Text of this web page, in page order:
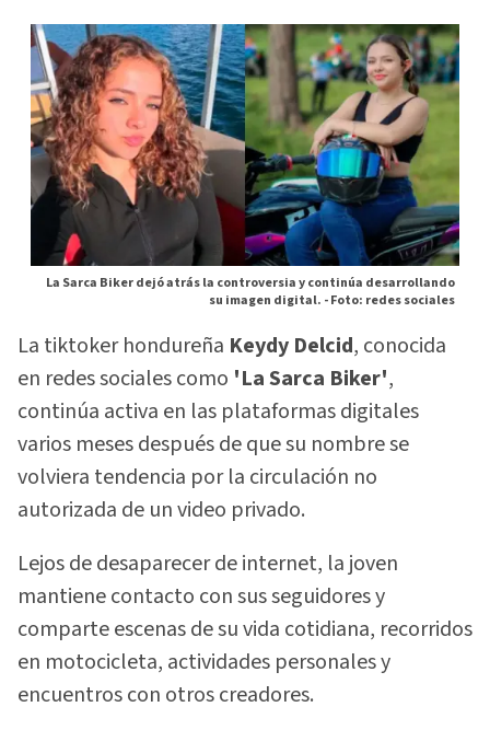
La Sarca Biker dejó atrás la controversia y continúa desarrollando
su imagen digital. -Foto: redes sociales
La tiktoker hondureña Keydy Delcid, conocida
en redes sociales como 'La Sarca Biker',
continúa activa en las plataformas digitales
varios meses después de que su nombre se
volviera tendencia por la circulación no
autorizada de un video privado.
Lejos de desaparecer de internet, la joven
mantiene contacto con sus seguidores y
comparte escenas de su vida cotidiana, recorridos
en motocicleta, actividades personales y
encuentros con otros creadores.